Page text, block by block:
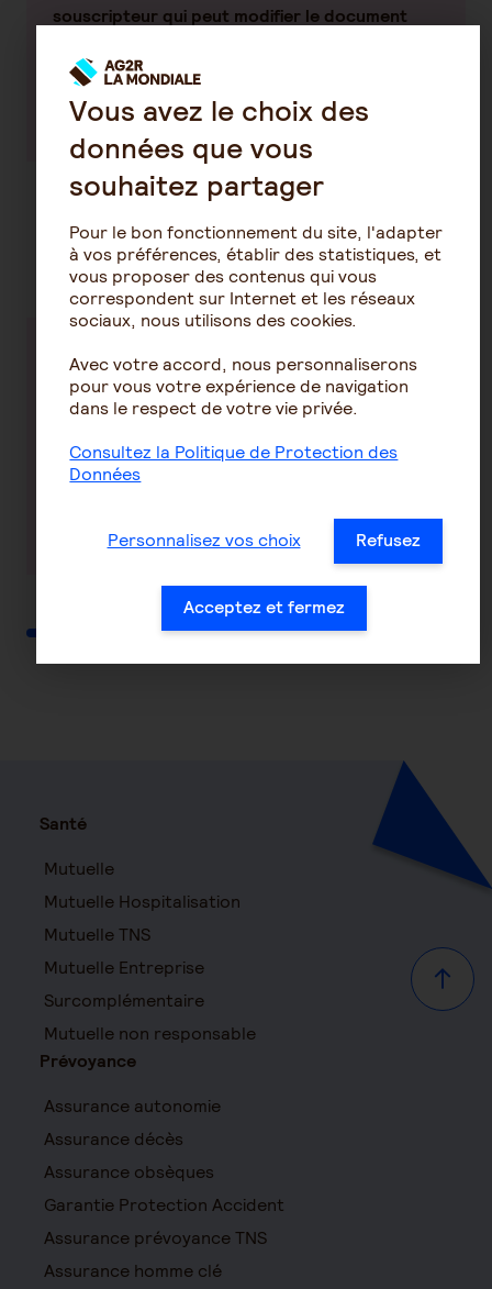
souscripteur qui peut modifier le document
l’accord des bénéficiaires. Si plusieurs contrats
déplacement est à faire.
Découvrez nos conseils sur la
même thématique
Tout ce qu'il
faut savoir
sur
l'assurance
vie
Comment
fonctionne la
clause
bénéficiaire
en assurance
En savoir plus
Haut
Santé
Mutuelle
Mutuelle Hospitalisation
Mutuelle TNS
Mutuelle Entreprise
Surcomplémentaire
Mutuelle non responsable
Prévoyance
Assurance autonomie
Assurance décès
Assurance obsèques
Garantie Protection Accident
Assurance prévoyance TNS
Assurance homme clé
Vous avez le choix des
données que vous
souhaitez partager
Pour le bon fonctionnement du site, l'adapter
à vos préférences, établir des statistiques, et
vous proposer des contenus qui vous
correspondent sur Internet et les réseaux
sociaux, nous utilisons des cookies.
Avec votre accord, nous personnaliserons
pour vous votre expérience de navigation
dans le respect de votre vie privée.
Consultez la Politique de Protection des
Données
Personnalisez vos choix Refusez
Acceptez et fermez